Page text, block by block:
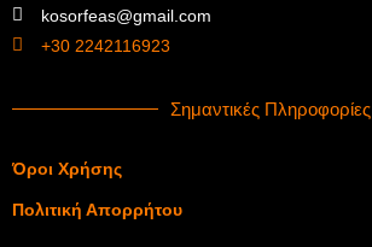
kosorfeas@gmail.com
+30 2242116923
Σημαντικές Πληροφορίες
Όροι Χρήσης
Πολιτική Απορρήτου